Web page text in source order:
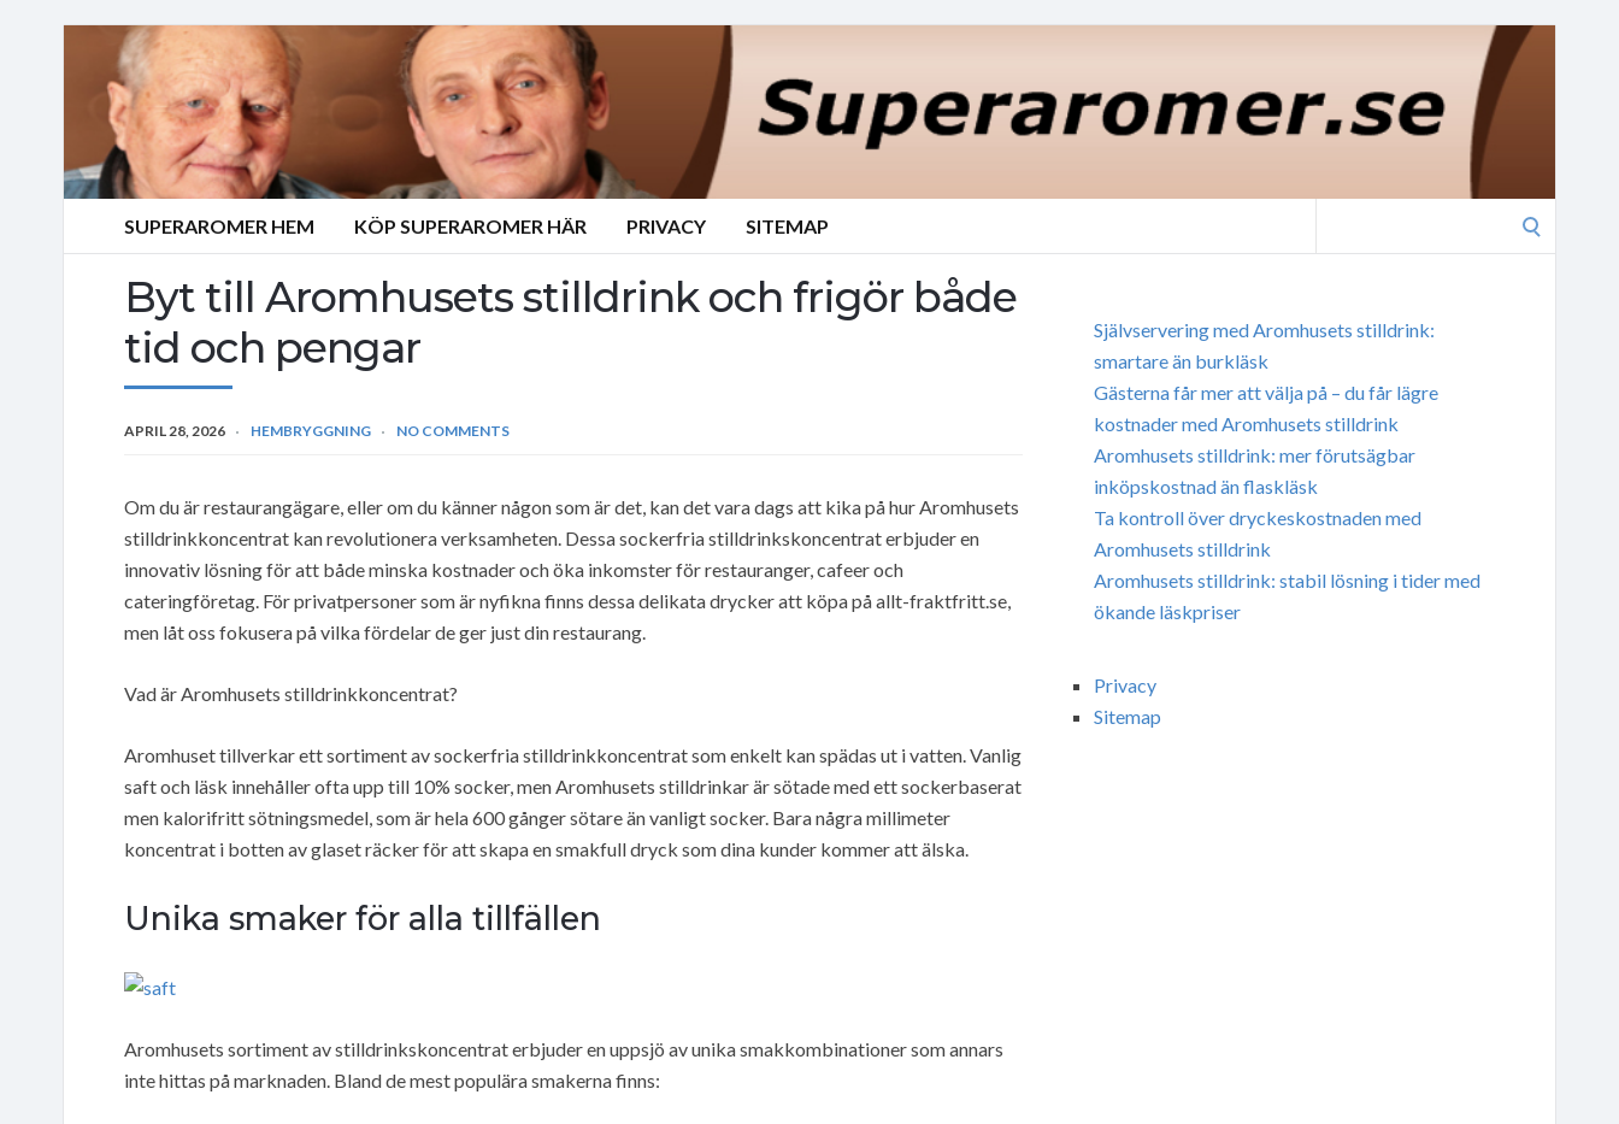
SUPERAROMER HEM KÖP SUPERAROMER HÄR PRIVACY SITEMAP
Byt till Aromhusets stilldrink och frigör både
tid och pengar
APRIL 28, 2026 HEMBRYGGNING NO COMMENTS
Om du är restaurangägare, eller om du känner någon som är det, kan det vara dags att kika på hur Aromhusets
stilldrinkkoncentrat kan revolutionera verksamheten. Dessa sockerfria stilldrinkskoncentrat erbjuder en
innovativ lösning för att både minska kostnader och öka inkomster för restauranger, cafeer och
cateringföretag. För privatpersoner som är nyfikna finns dessa delikata drycker att köpa på allt-fraktfritt.se,
men låt oss fokusera på vilka fördelar de ger just din restaurang.
Vad är Aromhusets stilldrinkkoncentrat?
Aromhuset tillverkar ett sortiment av sockerfria stilldrinkkoncentrat som enkelt kan spädas ut i vatten. Vanlig
saft och läsk innehåller ofta upp till 10% socker, men Aromhusets stilldrinkar är sötade med ett sockerbaserat
men kalorifritt sötningsmedel, som är hela 600 gånger sötare än vanligt socker. Bara några millimeter
koncentrat i botten av glaset räcker för att skapa en smakfull dryck som dina kunder kommer att älska.
Unika smaker för alla tillfällen
Aromhusets sortiment av stilldrinkskoncentrat erbjuder en uppsjö av unika smakkombinationer som annars
inte hittas på marknaden. Bland de mest populära smakerna finns:
Självservering med Aromhusets stilldrink:
smartare än burkläsk
Gästerna får mer att välja på – du får lägre
kostnader med Aromhusets stilldrink
Aromhusets stilldrink: mer förutsägbar
inköpskostnad än flaskläsk
Ta kontroll över dryckeskostnaden med
Aromhusets stilldrink
Aromhusets stilldrink: stabil lösning i tider med
ökande läskpriser
Privacy
Sitemap